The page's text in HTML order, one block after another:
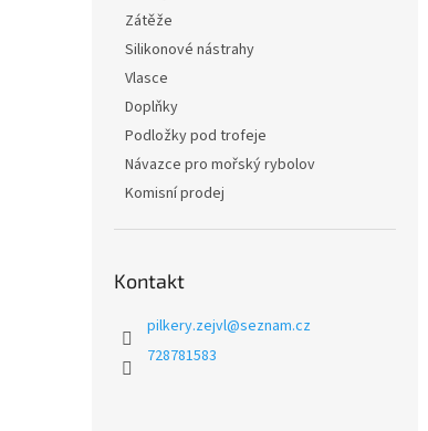
Zátěže
Silikonové nástrahy
Vlasce
Doplňky
Podložky pod trofeje
Návazce pro mořský rybolov
Komisní prodej
Kontakt
pilkery.zejvl@seznam.cz
728781583